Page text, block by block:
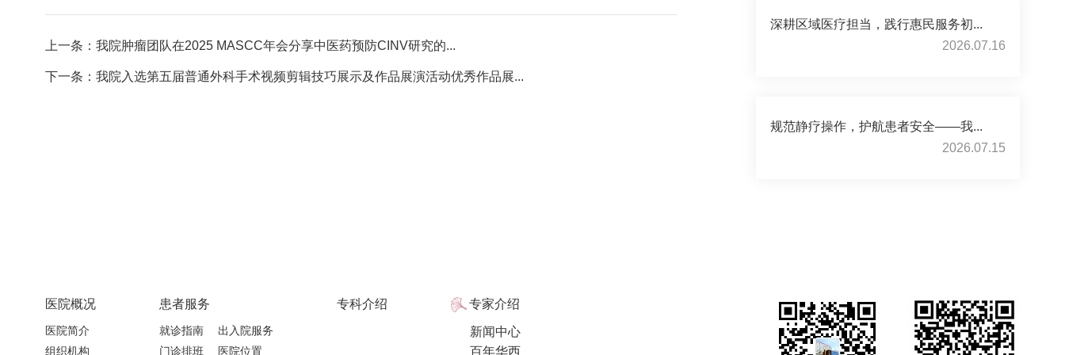
上一条：我院肿瘤团队在2025 MASCC年会分享中医药预防CINV研究的...
下一条：我院入选第五届普通外科手术视频剪辑技巧展示及作品展演活动优秀作品展...
深耕区域医疗担当，践行惠民服务初...
2026.07.16
规范静疗操作，护航患者安全——我...
2026.07.15
医院概况
医院简介
组织机构
患者服务
就诊指南
门诊排班
出入院服务
医院位置
专科介绍 专家介绍
新闻中心
百年华西